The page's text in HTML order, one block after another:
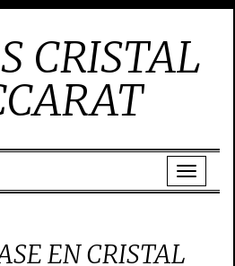
CRISTAL
EN CRISTAL